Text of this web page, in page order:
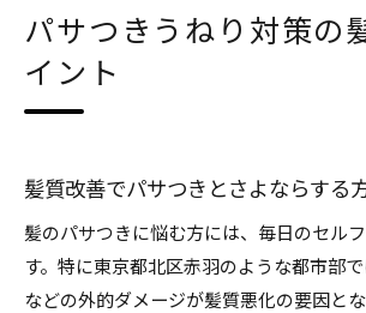
パサつきうねり対策の
イント
髪質改善でパサつきとさよならする
髪のパサつきに悩む方には、毎日のセル
す。特に東京都北区赤羽のような都市部
などの外的ダメージが髪質悪化の要因と